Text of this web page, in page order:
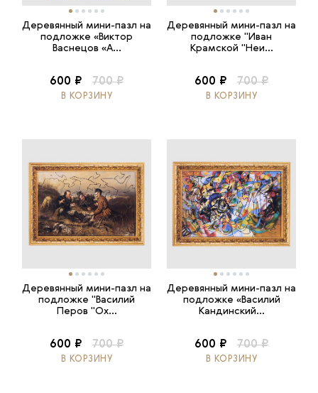
Деревянный мини-пазл на
подложке «Виктор
Васнецов «А...
600 ₽ 700 ₽
В КОРЗИНУ
Деревянный мини-пазл на
подложке "Иван
Крамской "Неи...
600 ₽ 700 ₽
В КОРЗИНУ
Деревянный мини-пазл на
подложке "Василий
Перов "Ох...
600 ₽ 700 ₽
В КОРЗИНУ
Деревянный мини-пазл на
подложке «Василий
Кандинский...
600 ₽ 700 ₽
В КОРЗИНУ